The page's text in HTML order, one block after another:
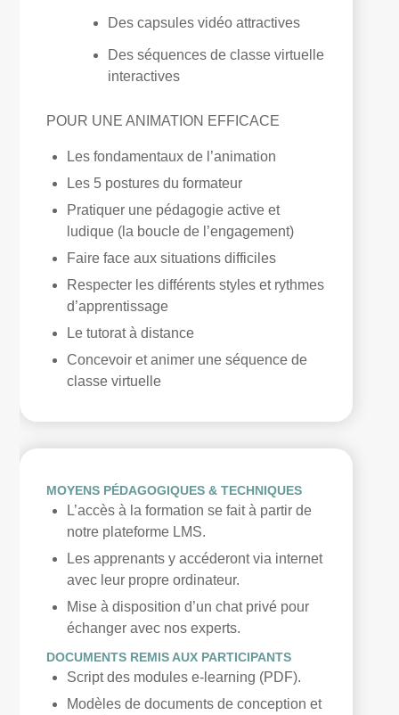
Des capsules vidéo attractives
Des séquences de classe virtuelle
interactives
POUR UNE ANIMATION EFFICACE
Les fondamentaux de l’animation
Les 5 postures du formateur
Pratiquer une pédagogie active et
ludique (la boucle de l’engagement)
Faire face aux situations difficiles
Respecter les différents styles et rythmes
d’apprentissage
Le tutorat à distance
Concevoir et animer une séquence de
classe virtuelle
MOYENS PÉDAGOGIQUES & TECHNIQUES
L’accès à la formation se fait à partir de
notre plateforme LMS.
Les apprenants y accéderont via internet
avec leur propre ordinateur.
Mise à disposition d’un chat privé pour
échanger avec nos experts.
DOCUMENTS REMIS AUX PARTICIPANTS
Script des modules e-learning (PDF).
Modèles de documents de conception et